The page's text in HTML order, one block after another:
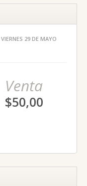
29 DE MAYO
Venta
$50,00